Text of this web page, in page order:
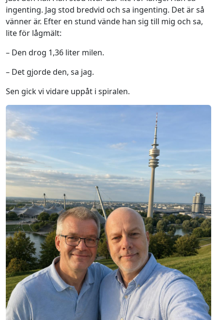
ingenting. Jag stod bredvid och sa ingenting. Det är så
vänner är. Efter en stund vände han sig till mig och sa,
lite för lågmält:
– Den drog 1,36 liter milen.
– Det gjorde den, sa jag.
Sen gick vi vidare uppåt i spiralen.